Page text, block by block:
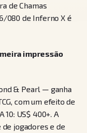
de Chamas
080 de Inferno X é
impressão
& Pearl — ganha
com um efeito de
10: US$ 400+. A
jogadores e de